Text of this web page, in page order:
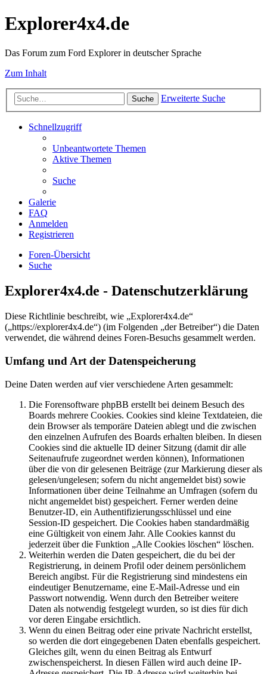
Explorer4x4.de
Das Forum zum Ford Explorer in deutscher Sprache
Zum Inhalt
Suche Erweiterte Suche
Schnellzugriff
Unbeantwortete Themen
Aktive Themen
Suche
Galerie
FAQ
Anmelden
Registrieren
Foren-Übersicht
Suche
Explorer4x4.de - Datenschutzerklärung
Diese Richtlinie beschreibt, wie „Explorer4x4.de“
(„https://explorer4x4.de“) (im Folgenden „der Betreiber“) die Daten
verwendet, die während deines Foren-Besuchs gesammelt werden.
Umfang und Art der Datenspeicherung
Deine Daten werden auf vier verschiedene Arten gesammelt:
Die Forensoftware phpBB erstellt bei deinem Besuch des
Boards mehrere Cookies. Cookies sind kleine Textdateien, die
dein Browser als temporäre Dateien ablegt und die zwischen
den einzelnen Aufrufen des Boards erhalten bleiben. In diesen
Cookies sind die aktuelle ID deiner Sitzung (damit dir alle
Seitenaufrufe zugeordnet werden können), Informationen
über die von dir gelesenen Beiträge (zur Markierung dieser als
gelesen/ungelesen; sofern du nicht angemeldet bist) sowie
Informationen über deine Teilnahme an Umfragen (sofern du
nicht angemeldet bist) gespeichert. Ferner werden deine
Benutzer-ID, ein Authentifizierungsschlüssel und eine
Session-ID gespeichert. Die Cookies haben standardmäßig
eine Gültigkeit von einem Jahr. Alle Cookies kannst du
jederzeit über die Funktion „Alle Cookies löschen“ löschen.
Weiterhin werden die Daten gespeichert, die du bei der
Registrierung, in deinem Profil oder deinem persönlichem
Bereich angibst. Für die Registrierung sind mindestens ein
eindeutiger Benutzername, eine E-Mail-Adresse und ein
Passwort notwendig. Wenn durch den Betreiber weitere
Daten als notwendig festgelegt wurden, so ist dies für dich
vor deren Eingabe ersichtlich.
Wenn du einen Beitrag oder eine private Nachricht erstellst,
so werden die dort eingegebenen Daten ebenfalls gespeichert.
Gleiches gilt, wenn du einen Beitrag als Entwurf
zwischenspeicherst. In diesen Fällen wird auch deine IP-